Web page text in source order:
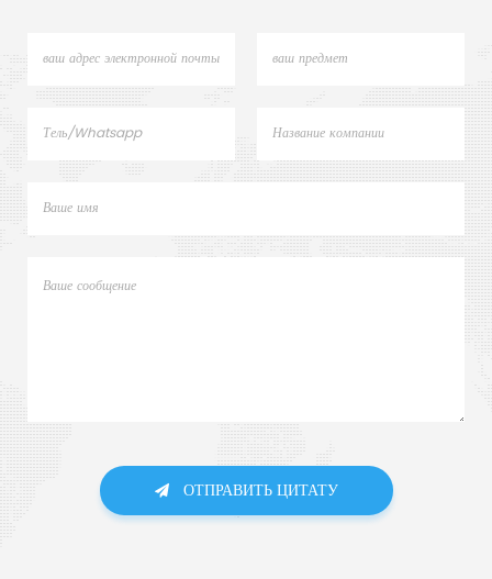
ОТПРАВИТЬ ЦИТАТУ